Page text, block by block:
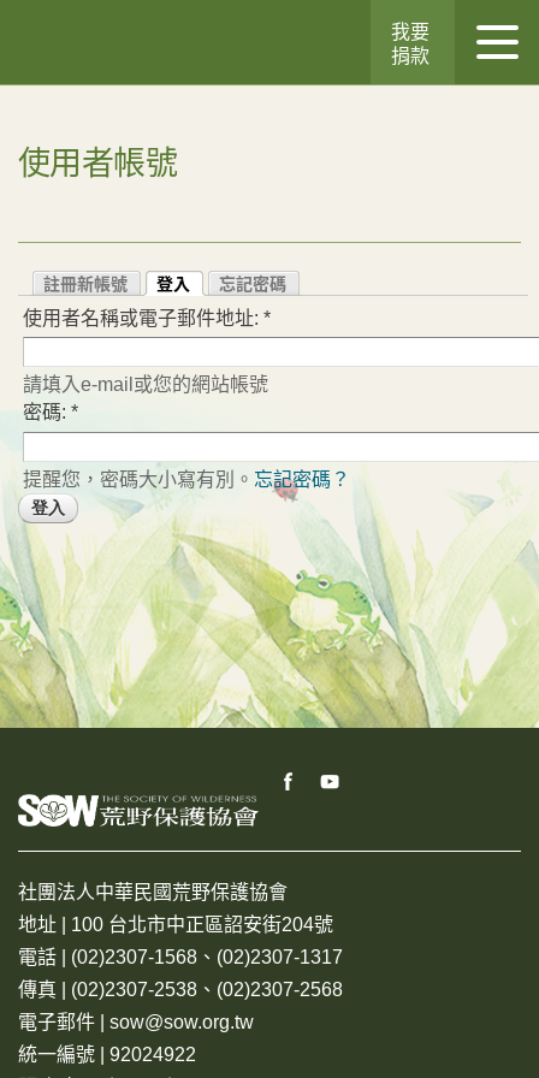
我要
捐款
使用者帳號
註冊新帳號 登入 忘記密碼
使用者名稱或電子郵件地址: *
請填入e-mail或您的網站帳號
密碼: *
提醒您，密碼大小寫有別。 忘記密碼？
社團法人中華民國荒野保護協會
地址 | 100 台北市中正區詔安街204號
電話 | (02)2307-1568、(02)2307-1317
傳真 | (02)2307-2538、(02)2307-2568
電子郵件 | sow@sow.org.tw
統一編號 | 92024922